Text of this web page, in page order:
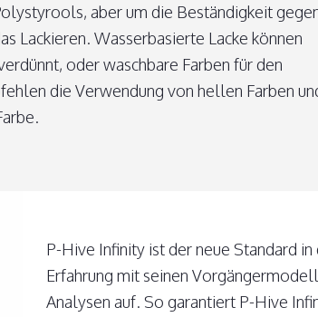
aber um die Beständigkeit
Lackieren. Wasserbasierte Lacke können
oder waschbare Farben für den
die Verwendung von hellen Farben
P-Hive Infinity ist der neue Standard
Erfahrung mit seinen
Analysen auf. So garantiert P-Hive